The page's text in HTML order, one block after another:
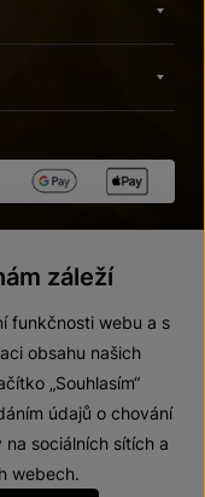
a. s.
záleží
funkčnosti webu a s
obsahu našich
„Souhlasím“
údajů o chování
sociálních sítích a
webech.